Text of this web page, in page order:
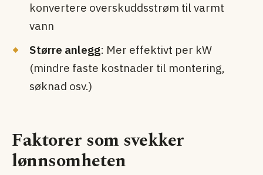
konvertere overskuddsstrøm til varmt
vann
Større anlegg: Mer effektivt per kW
(mindre faste kostnader til montering,
søknad osv.)
Faktorer som svekker
lønnsomheten